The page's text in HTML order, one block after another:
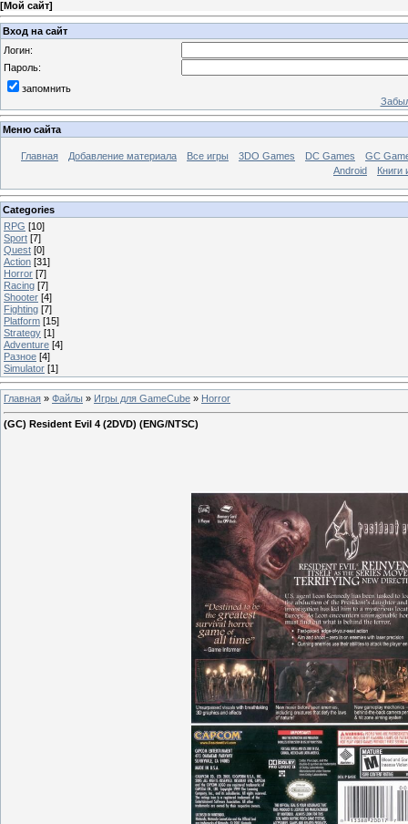
[Мой сайт]
Вход на сайт
Логин:
Пароль:
запомнить
Меню сайта
Главная Добавление материала Все игры 3DO Games DC Games
GC
Android
Книги
Categories
RPG [10]
Sport [7]
Quest [0]
Action [31]
Horror [7]
Racing [7]
Shooter [4]
Fighting [7]
Platform [15]
Strategy [1]
Adventure [4]
Разное [4]
Simulator [1]
Главная » Файлы » Игры для GameCube » Horror
(GC) Resident Evil 4 (2DVD) (ENG/NTSC)